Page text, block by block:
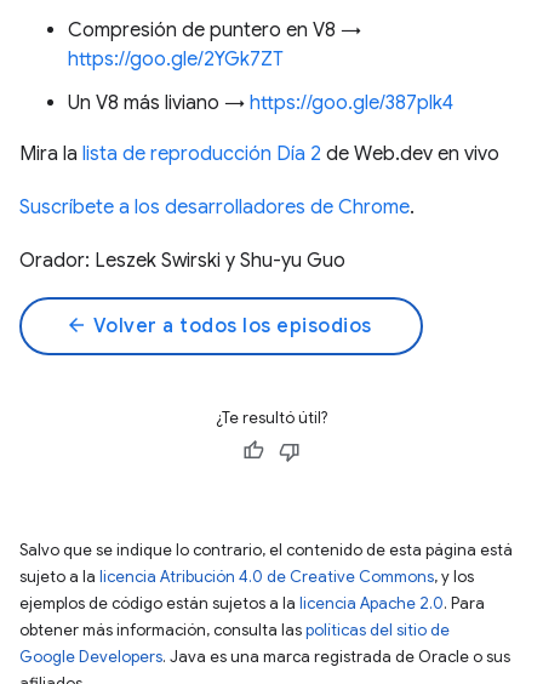
Compresión de puntero en V8 →
https://goo.gle/2YGk7ZT
Un V8 más liviano → https://goo.gle/387plk4
Mira la lista de reproducción Día 2 de Web.dev en vivo
Suscríbete a los desarrolladores de Chrome.
Orador: Leszek Swirski y Shu-yu Guo
arrow_back Volver a todos los episodios
¿Te resultó útil?
Salvo que se indique lo contrario, el contenido de esta página está
sujeto a la licencia Atribución 4.0 de Creative Commons, y los
ejemplos de código están sujetos a la licencia Apache 2.0. Para
obtener más información, consulta laspolíticas del sitio de
Google Developers. Java es una marca registrada de Oracle o sus